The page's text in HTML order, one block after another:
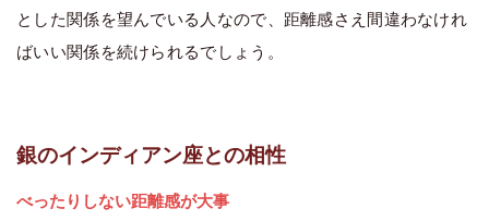
とした関係を望んでいる人なので、距離感さえ間違わなけれ
ばいい関係を続けられるでしょう。
銀のインディアン座との相性
べったりしない距離感が大事